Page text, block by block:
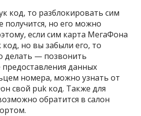
код, то разблокировать сим
получится, но его можно
если сим карта МегаФона
но вы забыли его, то
делать — позвонить
данных
номера, можно узнать от
свой puk код. Также для
обратится в салон